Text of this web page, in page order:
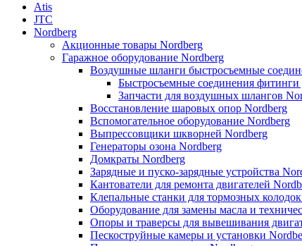
Atis
JTC
Nordberg
Акционные товары Nordberg
Гаражное оборудование Nordberg
Воздушные шланги быстросъемные
Быстросъемные соединения
Запчасти для воздушных шлангов
Восстановление шаровых опор Nordberg
Вспомогательное оборудование Nordberg
Выпрессовщики шкворней Nordberg
Генераторы озона Nordberg
Домкраты Nordberg
Зарядные и пуско-зарядные устройства
Кантователи для ремонта двигателей
Клепальные станки для тормозных
Оборудование для замены масла и
Опоры и траверсы для вывешивания
Пескоструйные камеры и установки